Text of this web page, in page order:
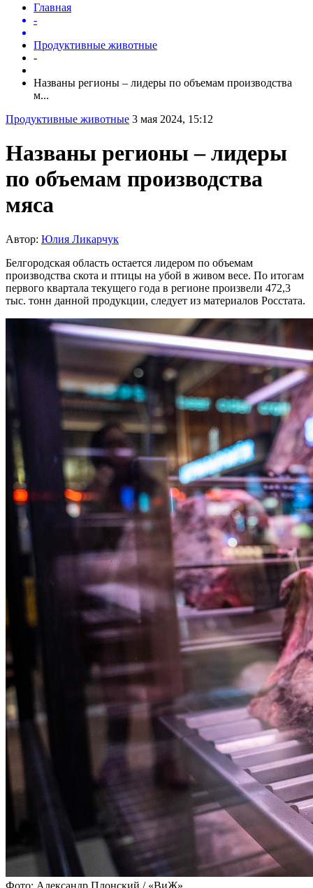
Главная
-
Продуктивные животные
-
Названы регионы – лидеры по объемам производства
м...
Продуктивные животные 3 мая 2024, 15:12
Названы регионы – лидеры
по объемам производства
мяса
Автор: Юлия Ликарчук
Белгородская область остается лидером по объемам
производства скота и птицы на убой в живом весе. По итогам
первого квартала текущего года в регионе произвели 472,3
тыс. тонн данной продукции, следует из материалов Росстата.
Фото: Александр Плонский / «ВиЖ»